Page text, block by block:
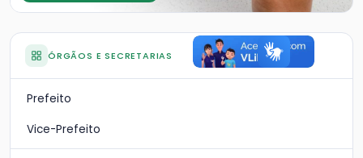
ÓRGÃOS E SECRETARIAS
Prefeito
Vice-Prefeito